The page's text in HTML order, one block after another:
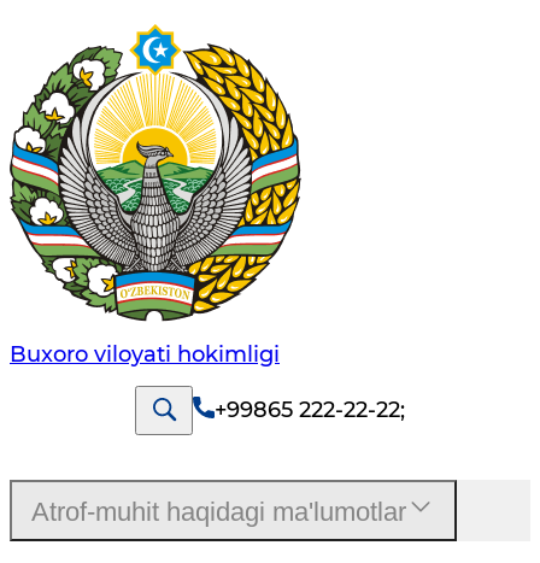
Buxoro viloyati hokimligi
+99865 222-22-22;
Atrof-muhit haqidagi ma'lumotlar